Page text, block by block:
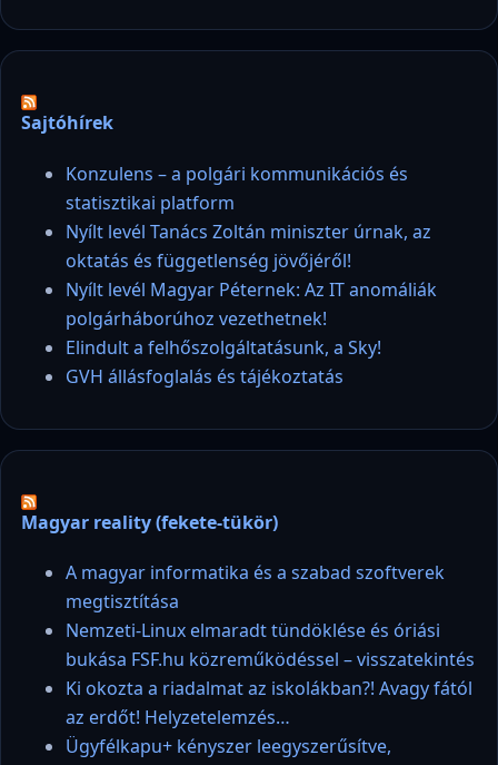
Sajtóhírek
Konzulens – a polgári kommunikációs és
statisztikai platform
Nyílt levél Tanács Zoltán miniszter úrnak, az
oktatás és függetlenség jövőjéről!
Nyílt levél Magyar Péternek: Az IT anomáliák
polgárháborúhoz vezethetnek!
Elindult a felhőszolgáltatásunk, a Sky!
GVH állásfoglalás és tájékoztatás
Magyar reality (fekete-tükör)
A magyar informatika és a szabad szoftverek
megtisztítása
Nemzeti-Linux elmaradt tündöklése és óriási
bukása FSF.hu közreműködéssel – visszatekintés
Ki okozta a riadalmat az iskolákban?! Avagy fától
az erdőt! Helyzetelemzés…
Ügyfélkapu+ kényszer leegyszerűsítve,